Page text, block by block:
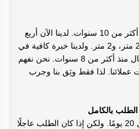
ج: نحن نُصنّع الأحزمة الناقلة منذ أكثر من 10 سنوات. لدينا الآن أربع
خطوط إنتاج، بعرض 3 أمتار، و2.8 متر، و2 متر. ولدينا خبرة كافية في
التصدير، حيث نعمل في هذا المجال منذ أكثر من 8 سنوات. نحن نفهم
عملائنا. لذا فقط وثِق بنا وجرب
ج: عادةً سنقوم بإنهاء الطلب خلال 20 يومًا. ولكن إذا كان الطلب عاجلًا